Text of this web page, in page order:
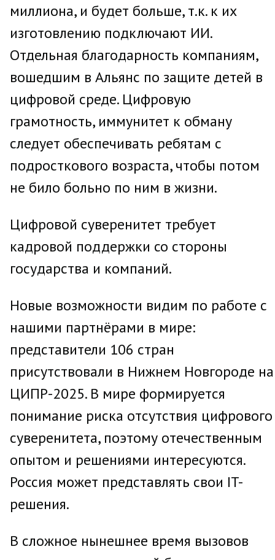
миллиона, и будет больше, т.к. к их
изготовлению подключают ИИ.
Отдельная благодарность компаниям,
вошедшим в Альянс по защите детей в
цифровой среде. Цифровую
грамотность, иммунитет к обману
следует обеспечивать ребятам с
подросткового возраста, чтобы потом
не било больно по ним в жизни.
Цифровой суверенитет требует
кадровой поддержки со стороны
государства и компаний.
Новые возможности видим по работе с
нашими партнёрами в мире:
представители 106 стран
присутствовали в Нижнем Новгороде на
ЦИПР-2025. В мире формируется
понимание риска отсутствия цифрового
суверенитета, поэтому отечественным
опытом и решениями интересуются.
Россия может представлять свои IT-
решения.
В сложное нынешнее время вызовов